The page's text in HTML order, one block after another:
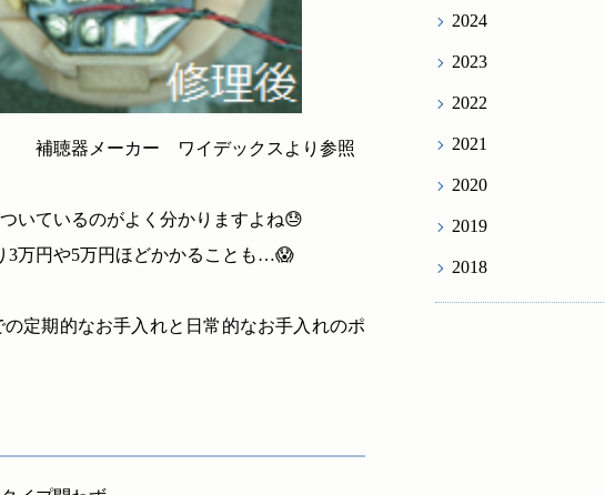
ックスより参照
いているのがよく分かりますよね😓
3万円や5万円ほどかかることも…😱
定期的なお手入れと日常的なお手入れのポ
2024
2023
2022
2021
2020
2019
2018